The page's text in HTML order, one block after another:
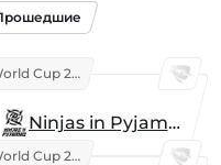
Esports World Cup 2026
Ninjas in Pyjamas
Esports World Cup 2026